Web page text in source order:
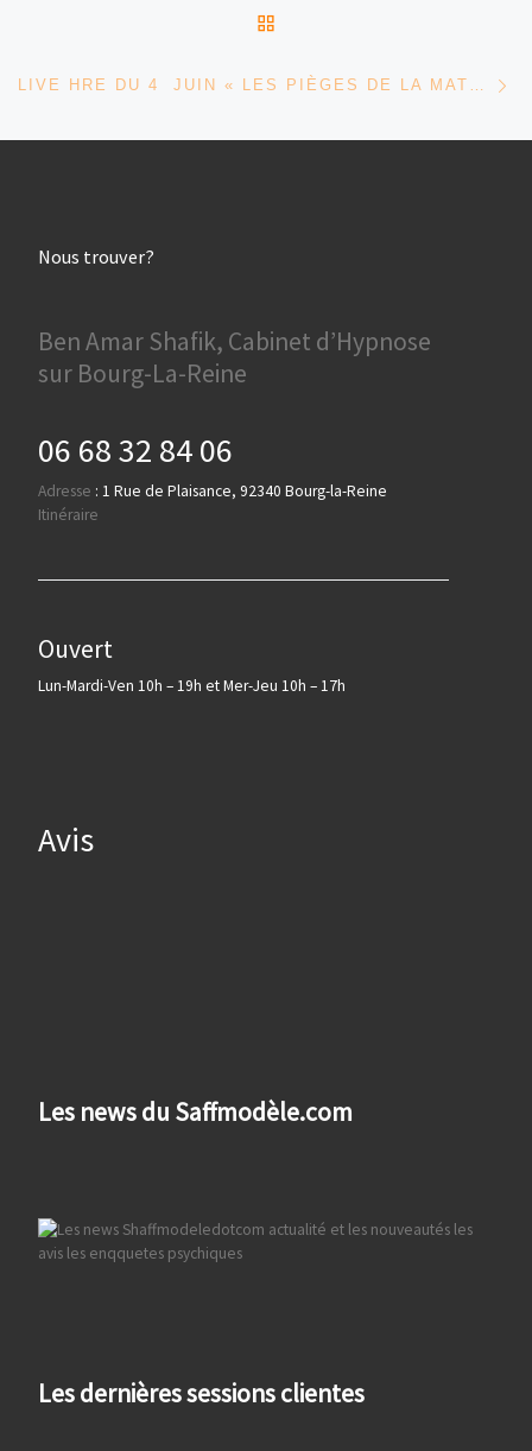
LIVE HRE DU 4 JUIN « LES PIÈGES DE LA MATRICE, LA PARTIE RATIONNELLE » – SHAFIK BEN AMAR HYPNOSE RÉGRESSIVE ÉSOTÉRIQUE
Nous trouver?
Ben Amar Shafik, Cabinet d’Hypnose
sur Bourg-La-Reine
06 68 32 84 06
Adresse : 1 Rue de Plaisance, 92340 Bourg-la-Reine
Itinéraire
Ouvert
Lun-Mardi-Ven 10h – 19h et Mer-Jeu 10h – 17h
Avis
Les news du Saffmodèle.com
Les dernières sessions clientes